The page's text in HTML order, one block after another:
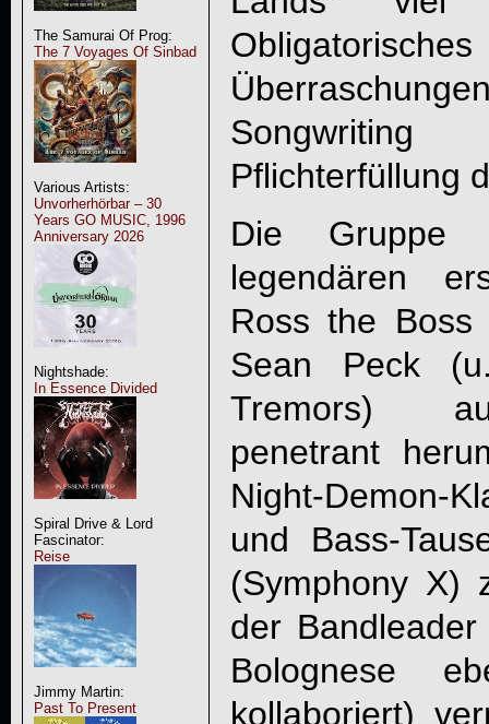
The Samurai Of Prog:
The 7 Voyages Of Sinbad
Various Artists:
Unvorherhörbar – 30
Years GO MUSIC, 1996
Anniversary 2026
Nightshade:
In Essence Divided
Spiral Drive & Lord
Fascinator:
Reise
Jimmy Martin:
Past To Present
Pflichterfüllung
Die
legendären
Ross the
Sean Peck
Tremors)
penetrant
Night-Demon-
und Bass-
(Symphony X)
der
Bolognese
kollaboriert)